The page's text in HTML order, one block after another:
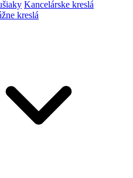
Kancelárske kreslá
kreslá